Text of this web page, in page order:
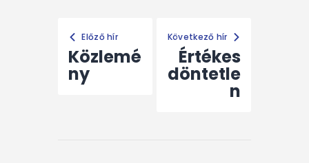
Előző hír
Közlemé
ny
Következő hír
Értékes
döntetle
n